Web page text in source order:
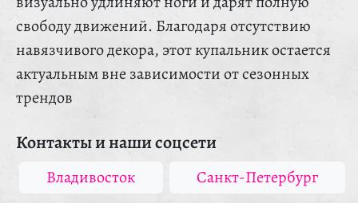
свободу движений. Благодаря отсутствию
навязчивого декора, этот купальник остается
актуальным вне зависимости от сезонных
трендов
Контакты и наши соцсети
Владивосток Санкт-Петербург